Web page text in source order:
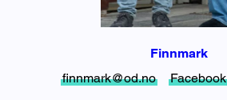
Finnmark
finnmark@od.no
Facebook